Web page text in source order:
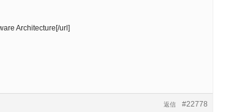
Architecture[/url]
#22778
返信